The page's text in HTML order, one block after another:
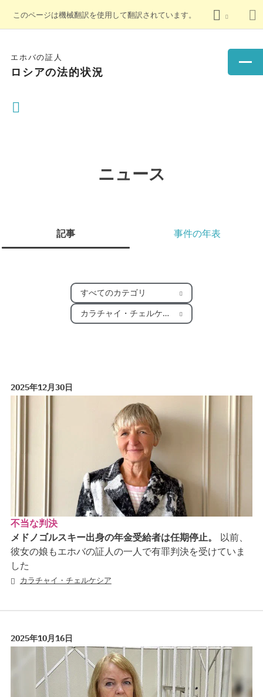
このページは機械翻訳を使用して翻訳されています。
エホバの証人
ロシアの法的状況
ニュース
記事 事件の年表
すべてのカテゴリ
カラチャイ・チェルケシア
2025年12月30日
不当な判決
メドノゴルスキー出身の年金受給者は任期停止。 以前、
彼女の娘もエホバの証人の一人で有罪判決を受けていま
した
カラチャイ・チェルケシア
2025年10月16日